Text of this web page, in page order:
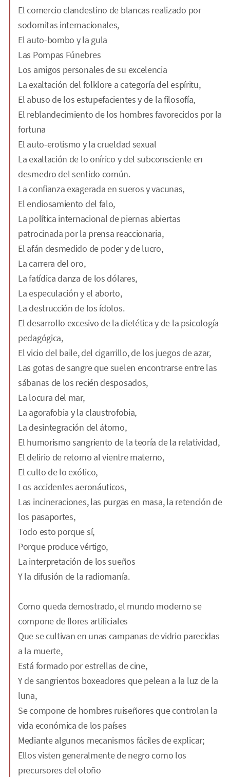
El comercio clandestino de blancas realizado por
sodomitas internacionales,
El auto-bombo y la gula
Las Pompas Fúnebres
Los amigos personales de su excelencia
La exaltación del folklore a categoría del espíritu,
El abuso de los estupefacientes y de la filosofía,
El reblandecimiento de los hombres favorecidos por la
fortuna
El auto-erotismo y la crueldad sexual
La exaltación de lo onírico y del subconsciente en
desmedro del sentido común.
La confianza exagerada en sueros y vacunas,
El endiosamiento del falo,
La política internacional de piernas abiertas
patrocinada por la prensa reaccionaria,
El afán desmedido de poder y de lucro,
La carrera del oro,
La fatídica danza de los dólares,
La especulación y el aborto,
La destrucción de los ídolos.
El desarrollo excesivo de la dietética y de la psicología
pedagógica,
El vicio del baile, del cigarrillo, de los juegos de azar,
Las gotas de sangre que suelen encontrarse entre las
sábanas de los recién desposados,
La locura del mar,
La agorafobia y la claustrofobia,
La desintegración del átomo,
El humorismo sangriento de la teoría de la relatividad,
El delirio de retorno al vientre materno,
El culto de lo exótico,
Los accidentes aeronáuticos,
Las incineraciones, las purgas en masa, la retención de
los pasaportes,
Todo esto porque sí,
Porque produce vértigo,
La interpretación de los sueños
Y la difusión de la radiomanía.
Como queda demostrado, el mundo moderno se
compone de flores artificiales
Que se cultivan en unas campanas de vidrio parecidas
a la muerte,
Está formado por estrellas de cine,
Y de sangrientos boxeadores que pelean a la luz de la
luna,
Se compone de hombres ruiseñores que controlan la
vida económica de los países
Mediante algunos mecanismos fáciles de explicar;
Ellos visten generalmente de negro como los
precursores del otoño